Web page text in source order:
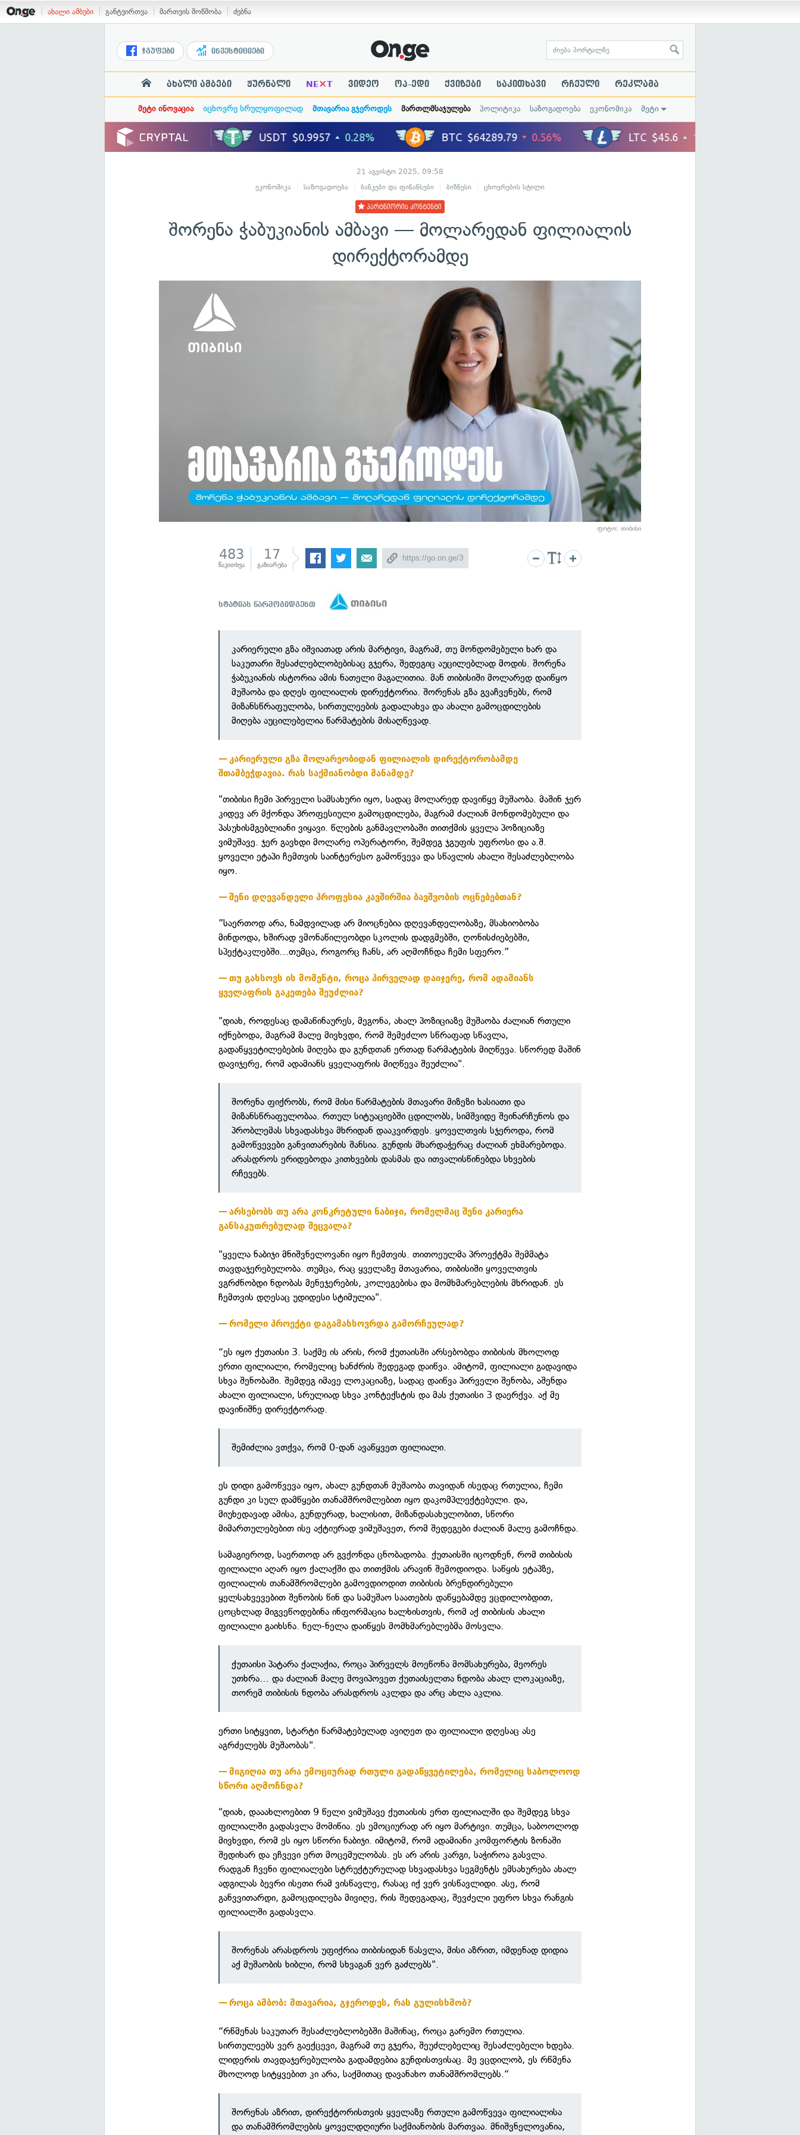
ახალი ამბები განტვირთვა მართვის მოწმობა ძებნა
ჯგუფები ინვესტიციები
ახალი ამბები ჟურნალი NE×T ვიდეო ოპ-ედი ქვიზები საკითხავი რჩეული რეკლამა
მეტი ინოვაცია იცხოვრე სრულყოფილად მთავარია გჯეროდეს მართლმსაჯულება პოლიტიკა საზოგადოება ეკონომიკა მეტი
21 აგვისტო 2025, 09:58
ეკონომიკა
საზოგადოება ბანკები და ფინანსები ბიზნესი ცხოვრების სტილი
პარტნიორის კონტენტი
შორენა ჭაბუკიანის ამბავი — მოლარედან ფილიალის
დირექტორამდე
ფოტო: თიბისი
483
წაკითხვა
17
გაზიარება
სტატიას წარმოგიდგენთ
კარიერული გზა იშვიათად არის მარტივი, მაგრამ, თუ მონდომებული ხარ და
საკუთარი შესაძლებლობებისაც გჯერა, შედეგიც აუცილებლად მოდის. შორენა
ჭაბუკიანის ისტორია ამის ნათელი მაგალითია. მან თიბისიში მოლარედ დაიწყო
მუშაობა და დღეს ფილიალის დირექტორია. შორენას გზა გვაჩვენებს, რომ
მიზანსწრაფულობა, სირთულეების გადალახვა და ახალი გამოცდილების
მიღება აუცილებელია წარმატების მისაღწევად.
კარიერული გზა მოლარეობიდან ფილიალის დირექტორობამდე
შთამბეჭდავია. რას საქმიანობდი მანამდე?
"თიბისი ჩემი პირველი სამსახური იყო, სადაც მოლარედ დავიწყე მუშაობა. მაშინ ჯერ
კიდევ არ მქონდა პროფესიული გამოცდილება, მაგრამ ძალიან მონდომებული და
პასუხისმგებლიანი ვიყავი. წლების განმავლობაში თითქმის ყველა პოზიციაზე
ვიმუშავე. ჯერ გავხდი მოლარე ოპერატორი, შემდეგ ჯგუფის უფროსი და ა.შ.
ყოველი ეტაპი ჩემთვის საინტერესო გამოწვევა და სწავლის ახალი შესაძლებლობა
იყო.
შენი დღევანდელი პროფესია კავშირშია ბავშვობის ოცნებებთან?
”საერთოდ არა, ნამდვილად არ მიოცნებია დღევანდელობაზე, მსახიობობა
მინდოდა, ხშირად ვმონაწილეობდი სკოლის დადგმებში, ღონისძიებებში,
სპექტაკლებში…თუმცა, როგორც ჩანს, არ აღმოჩნდა ჩემი სფერო.”
თუ გახსოვს ის მომენტი, როცა პირველად დაიჯერე, რომ ადამიანს
ყველაფრის გაკეთება შეუძლია?
"დიახ, როდესაც დამაწინაურეს, მეგონა, ახალ პოზიციაზე მუშაობა ძალიან რთული
იქნებოდა, მაგრამ მალე მივხვდი, რომ შემეძლო სწრაფად სწავლა,
გადაწყვეტილებების მიღება და გუნდთან ერთად წარმატების მიღწევა. სწორედ მაშინ
დავიჯერე, რომ ადამიანს ყველაფრის მიღწევა შეუძლია".
შორენა ფიქრობს, რომ მისი წარმატების მთავარი მიზეზი ხასიათი და
მიზანსწრაფულობაა. რთულ სიტუაციებში ცდილობს, სიმშვიდე შეინარჩუნოს და
პრობლემას სხვადასხვა მხრიდან დააკვირდეს. ყოველთვის სჯეროდა, რომ
გამოწვევები განვითარების შანსია. გუნდის მხარდაჭერაც ძალიან ეხმარებოდა.
არასდროს ერიდებოდა კითხვების დასმას და ითვალისწინებდა სხვების
რჩევებს.
არსებობს თუ არა კონკრეტული ნაბიჯი, რომელმაც შენი კარიერა
განსაკუთრებულად შეცვალა?
"ყველა ნაბიჯი მნიშვნელოვანი იყო ჩემთვის. თითოეულმა პროექტმა შემმატა
თავდაჯერებულობა. თუმცა, რაც ყველაზე მთავარია, თიბისიში ყოველთვის
ვგრძნობდი ნდობას მენეჯერების, კოლეგებისა და მომხმარებლების მხრიდან. ეს
ჩემთვის დღესაც უდიდესი სტიმულია".
რომელი პროექტი დაგამახსოვრდა გამორჩეულად?
“ეს იყო ქუთაისი 3. საქმე ის არის, რომ ქუთაისში არსებობდა თიბისის მხოლოდ
ერთი ფილიალი, რომელიც ხანძრის შედეგად დაიწვა. ამიტომ, ფილიალი გადავიდა
სხვა შენობაში. შემდეგ იმავე ლოკაციაზე, სადაც დაიწვა პირველი შენობა, აშენდა
ახალი ფილიალი, სრულიად სხვა კონტექსტის და მას ქუთაისი 3 დაერქვა. აქ მე
დავინიშნე დირექტორად.
შემიძლია ვთქვა, რომ 0-დან ავაწყვეთ ფილიალი.
ეს დიდი გამოწვევა იყო, ახალ გუნდთან მუშაობა თავიდან ისედაც რთულია, ჩემი
გუნდი კი სულ დამწყები თანამშრომლებით იყო დაკომპლექტებული. და,
მიუხედავად ამისა, გუნდურად, ხალისით, მიზანდასახულობით, სწორი
მიმართულებებით ისე აქტიურად ვიმუშავეთ, რომ შედეგები ძალიან მალე გამოჩნდა.
სამაგიეროდ, საერთოდ არ გვქონდა ცნობადობა. ქუთაისში იცოდნენ, რომ თიბისის
ფილიალი აღარ იყო ქალაქში და თითქმის არავინ შემოდიოდა. საწყის ეტაპზე,
ფილიალის თანამშრომლები გამოვდიოდით თიბისის ბრენდირებული
ყელსახვევებით შენობის წინ და სამუშაო საათების დაწყებამდე ვცდილობდით,
ცოცხლად მიგვეწოდებინა ინფორმაცია ხალხისთვის, რომ აქ თიბისის ახალი
ფილიალი გაიხსნა. ნელ-ნელა დაიწყეს მომხმარებლებმა მოსვლა.
ქუთაისი პატარა ქალაქია, როცა პირველს მოეწონა მომსახურება, მეორეს
უთხრა… და ძალიან მალე მოვიპოვეთ ქუთაისელთა ნდობა ახალ ლოკაციაზე,
თორემ თიბისის ნდობა არასდროს აკლდა და არც ახლა აკლია.
ერთი სიტყვით, სტარტი წარმატებულად ავიღეთ და ფილიალი დღესაც ასე
აგრძელებს მუშაობას".
მიგიღია თუ არა ემოციურად რთული გადაწყვეტილება, რომელიც საბოლოოდ
სწორი აღმოჩნდა?
"დიახ, დააახლოებით 9 წელი ვიმუშავე ქუთაისის ერთ ფილიალში და შემდეგ სხვა
ფილიალში გადასვლა მომიწია. ეს ემოციურად არ იყო მარტივი. თუმცა, საბოოლოდ
მივხვდი, რომ ეს იყო სწორი ნაბიჯი. იმიტომ, რომ ადამიანი კომფორტის ზონაში
შედიხარ და ეჩვევი ერთ მოცემულობას. ეს არ არის კარგი, საჭიროა გასვლა.
რადგან ჩვენი ფილიალები სტრუქტურულად სხვადასხვა სეგმენტს ემსახურება ახალ
ადგილას ბევრი ისეთი რამ ვისწავლე, რასაც იქ ვერ ვისწავლიდი. ასე, რომ
განვვითარდი, გამოცდილება მივიღე, რის შედეგადაც, შევძელი უფრო სხვა რანგის
ფილიალში გადასვლა.
შორენას არასდროს უფიქრია თიბისიდან წასვლა, მისი აზრით, იმდენად დიდია
აქ მუშაობის ხიბლი, რომ სხვაგან ვერ გაძლებს".
როცა ამბობ: მთავარია, გჯეროდეს, რას გულისხმობ?
“რწმენას საკუთარ შესაძლებლობებში მაშინაც, როცა გარემო რთულია.
სირთულეებს ვერ გაექცევი, მაგრამ თუ გჯერა, შეუძლებელიც შესაძლებელი ხდება.
ლიდერის თავდაჯერებულობა გადამდებია გუნდისთვისაც. მე ვცდილობ, ეს რწმენა
მხოლოდ სიტყვებით კი არა, საქმითაც დავანახო თანამშრომლებს.“
შორენას აზრით, დირექტორისთვის ყველაზე რთული გამოწვევა ფილიალისა
და თანამშრომლების ყოველდღიური საქმიანობის მართვაა. მნიშვნელოვანია,